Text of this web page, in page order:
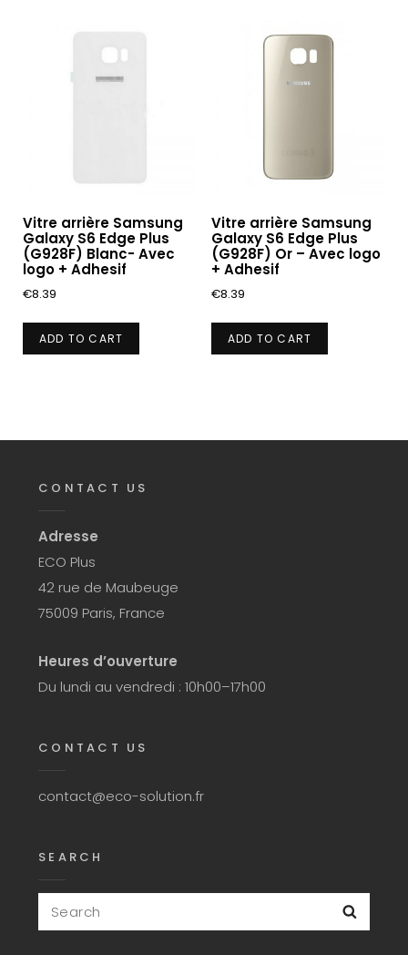
Vitre arrière Samsung
Galaxy S6 Edge Plus
(G928F) Blanc- Avec
logo + Adhesif
€8.39
ADD TO CART
Vitre arrière Samsung
Galaxy S6 Edge Plus
(G928F) Or – Avec logo
+ Adhesif
€8.39
ADD TO CART
CONTACT US
Adresse
ECO Plus
42 rue de Maubeuge
75009 Paris, France
Heures d’ouverture
Du lundi au vendredi : 10h00–17h00
CONTACT US
contact@eco-solution.fr
SEARCH
Search
for: